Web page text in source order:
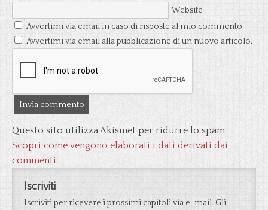
Website
Avvertimi via email in caso di risposte al mio commento.
Avvertimi via email alla pubblicazione di un nuovo articolo.
Questo sito utilizza Akismet per ridurre lo spam.
Scopri come vengono elaborati i dati derivati dai
commenti.
Iscriviti
Iscriviti per ricevere i prossimi capitoli via e-mail. Gli